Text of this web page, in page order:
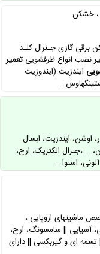
خشکن
گازی جـنرال کلـد
نصب انواع ظرفشویی تعمیر
ایندزیت (ایندوزیت
…
اوشن، ایندزیت، ابسال
… ،جنرال الکتریک، ارج،
اسنوا …
اروپایی ،
آسیایی || سامسونگ، ارج،
ای و گیربکسی || دارای